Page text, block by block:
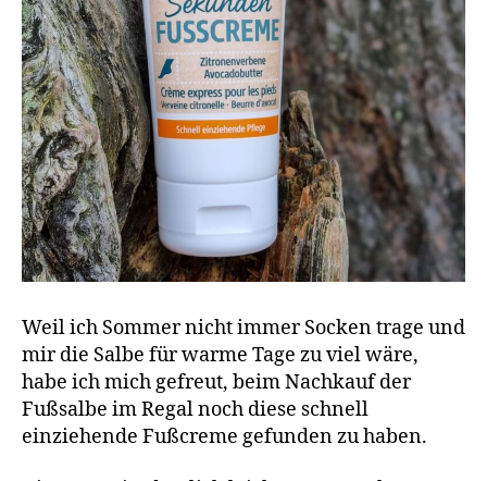
Weil ich Sommer nicht immer Socken trage und
mir die Salbe für warme Tage zu viel wäre,
habe ich mich gefreut, beim Nachkauf der
Fußsalbe im Regal noch diese schnell
einziehende Fußcreme gefunden zu haben.